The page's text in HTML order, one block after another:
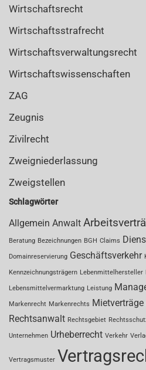
Wirtschaftsrecht
Wirtschaftsstrafrecht
Wirtschaftsverwaltungsrecht
Wirtschaftswissenschaften
ZAG
Zeugnis
Zivilrecht
Zweigniederlassung
Zweigstellen
Schlagwörter
Allgemein Anwalt
Beratung Bezeichnungen BGH Claims
Domainreservierung Geschäftsverkehr
Kennzeichnungsträgern Lebenmittelhersteller
Lebensmittelvermarktung Leistung
Markenrecht Markenrechts Mietverträge
Rechtsanwalt Rechtsgebiet
Unternehmen Urheberrecht Verkehr
Vertragsmuster